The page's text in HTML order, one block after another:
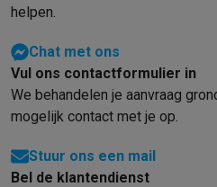
helpen.
Chat met ons
Vul ons contactformulier in
We behandelen je aanvraag
mogelijk contact met je op.
Stuur ons een mail
Bel de klantendienst